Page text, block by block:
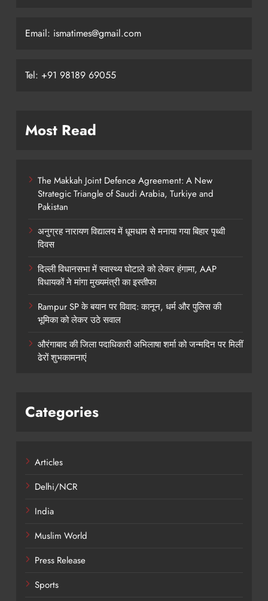
Email: ismatimes@gmail.com
Tel: +91 98189 69055
Most Read
The Makkah Joint Defence Agreement: A New
Strategic Triangle of Saudi Arabia, Turkiye and
Pakistan
अनुग्रह नारायण विद्यालय में धूमधाम से मनाया गया बिहार पृथ्वी
दिवस
दिल्ली विधानसभा में स्वास्थ्य घोटाले को लेकर हंगामा, AAP
विधायकों ने मांगा मुख्यमंत्री का इस्तीफा
Rampur SP के बयान पर विवाद: कानून, धर्म और पुलिस की
भूमिका को लेकर उठे सवाल
औरंगाबाद की जिला पदाधिकारी अभिलाषा शर्मा को जन्मदिन पर मिलीं
ढेरों शुभकामनाएं
Categories
Articles
Delhi/NCR
India
Muslim World
Press Release
Sports